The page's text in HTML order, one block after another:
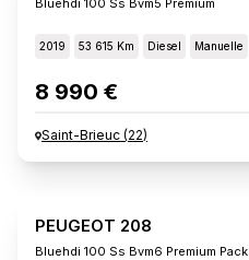
Bluehdi 100 Ss Bvm5 Premium
2019 53 615 Km Diesel Manuelle
8 990 €
Saint-Brieuc (22)
PEUGEOT 208
Bluehdi 100 Ss Bvm6 Premium Pack